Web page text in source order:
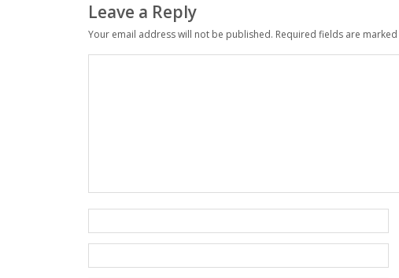
Leave a Reply
Your email address will not be published. Required fields are marked